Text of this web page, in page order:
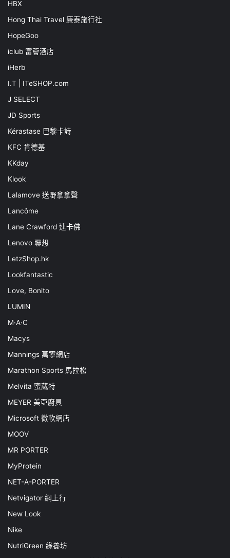
HBX
Hong Thai Travel 康泰旅行社
HopeGoo
iclub 富薈酒店
iHerb
I.T | ITeSHOP.com
J SELECT
JD Sports
Kérastase 巴黎卡詩
KFC 肯德基
KKday
Klook
Lalamove 送嘢拿拿聲
Lancôme
Lane Crawford 連卡佛
Lenovo 聯想
LetzShop.hk
Lookfantastic
Love, Bonito
LUMIN
M·A·C
Macys
Mannings 萬寧網店
Marathon Sports 馬拉松
Melvita 蜜葳特
MEYER 美亞廚具
Microsoft 微軟網店
MOOV
MR PORTER
MyProtein
NET-A-PORTER
Netvigator 網上行
New Look
Nike
NutriGreen 綠養坊